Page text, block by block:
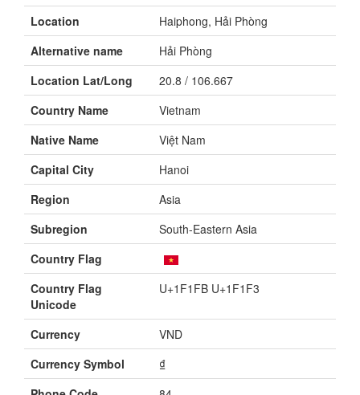
Location
Haiphong, Hải Phòng
Alternative name
Hải Phòng
Location Lat/Long
20.8 / 106.667
Country Name
Vietnam
Native Name
Việt Nam
Capital City
Hanoi
Region
Asia
Subregion
South-Eastern Asia
Country Flag
Country Flag
Unicode
U+1F1FB U+1F1F3
Currency
VND
Currency Symbol
₫